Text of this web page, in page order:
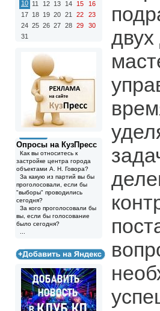
10 11 12 13 14 15
16
17 18 19 20 21 22
23
24 25 26 27 28 29
30
31
Опросы на КузПресс
Как вы относитесь к
застройке центра города
объектами А. Н. Говора?
За какую из партий вы бы
проголосовали, если бы
"выборы" проводились
сегодня?
За кого проголосовали бы
вы, если бы голосование
было сегодня?